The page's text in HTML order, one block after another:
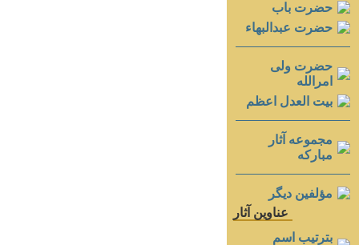
حضرت باب
حضرت عبدالبهاء
حضرت ولی
امرالله
بيت العدل اعظم
مجموعه آثار
مباركه
مؤلفين ديگر
عناوين آثار
بترتيب اسم